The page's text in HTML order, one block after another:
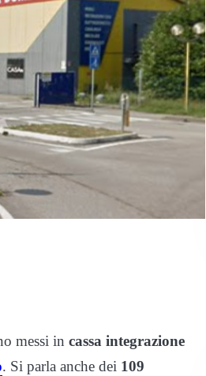
messi in cassa integrazione
. Si parla anche dei 109